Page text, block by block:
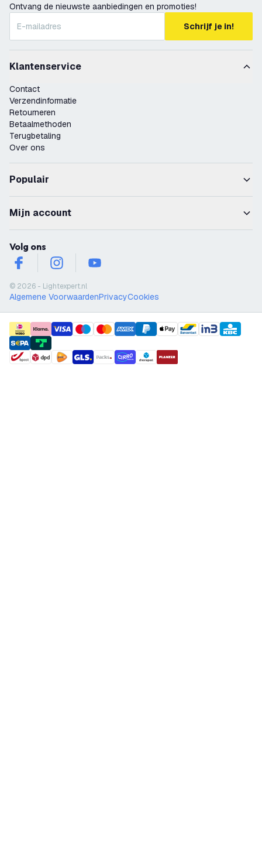
Ontvang de nieuwste aanbiedingen en promoties!
Schrijf je in!
Klantenservice
Contact
Verzendinformatie
Retourneren
Betaalmethoden
Terugbetaling
Over ons
Populair
Mijn account
Volg ons
facebookinstagramyoutube
© 2026 - Lightexpert.nl
Algemene VoorwaardenPrivacyCookies
payment methods
shipment methods